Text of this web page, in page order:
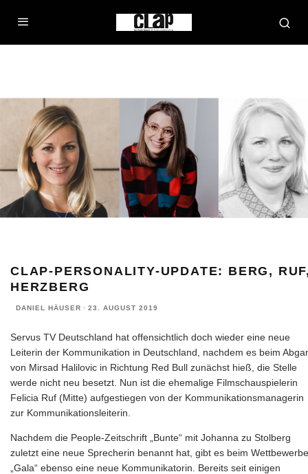
CLAP-PERSONALITY-UPDATE: BERG,
HERZBERG
DANIEL HÄUSER · 23. AUGUST 2019
Servus TV Deutschland hat offensichtlich doch wieder eine neue
Leiterin der Kommunikation in Deutschland, nachdem es beim
von Mirsad Halilovic in Richtung Red Bull zunächst hieß, die Stelle
werde nicht neu besetzt. Nun ist die ehemalige Filmschauspielerin
Felicia Ruf (Mitte) aufgestiegen von der Kommunikationsmanagerin
zur Kommunikationsleiterin.
Nachdem die People-Zeitschrift „Bunte“ mit Johanna zu Stolberg
zuletzt eine neue Sprecherin benannt hat, gibt es beim
„Gala“ ebenso eine neue Kommunikatorin. Bereits seit einigen